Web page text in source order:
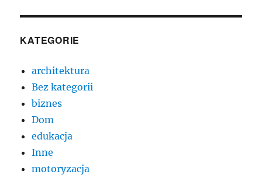
KATEGORIE
architektura
Bez kategorii
biznes
Dom
edukacja
Inne
motoryzacja